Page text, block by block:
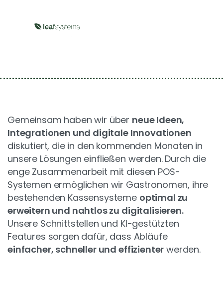
Gemeinsam haben wir über neue Ideen,
Integrationen und digitale Innovationen
diskutiert, die in den kommenden Monaten in
unsere Lösungen einfließen werden. Durch die
enge Zusammenarbeit mit diesen POS-
Systemen ermöglichen wir Gastronomen, ihre
bestehenden Kassensysteme optimal zu
erweitern und nahtlos zu digitalisieren.
Unsere Schnittstellen und KI-gestützten
Features sorgen dafür, dass Abläufe
einfacher, schneller und effizienter werden.